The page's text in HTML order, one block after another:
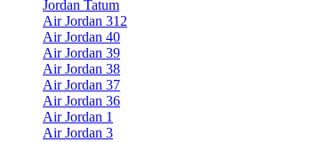
Jordan Tatum
Air Jordan 312
Air Jordan 40
Air Jordan 39
Air Jordan 38
Air Jordan 37
Air Jordan 36
Air Jordan 1
Air Jordan 3